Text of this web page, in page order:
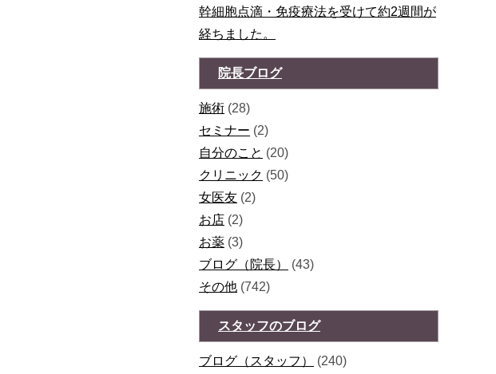
幹細胞点滴・免疫療法を受けて約2週間が
経ちました。
院長ブログ
施術 (28)
セミナー (2)
自分のこと (20)
クリニック (50)
女医友 (2)
お店 (2)
お薬 (3)
ブログ（院長）
(43)
その他 (742)
スタッフのブログ
ブログ（スタッフ） (240)